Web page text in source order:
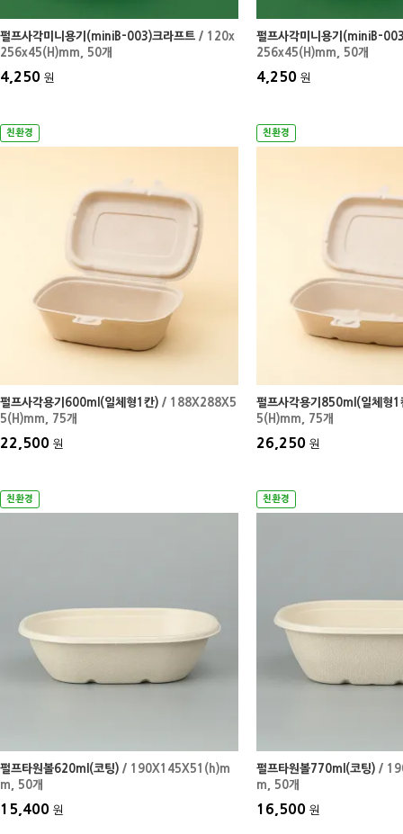
펄프사각미니용기(miniB-003)크라프트 / 120x
256x45(H)mm , 50개
4,250 원
펄프사각미니용기(miniB-
256x45(H)mm , 50개
4,250 원
친환경
펄프사각용기600ml(일체형1칸) / 188X288X5
5(H)mm , 75개
22,500 원
친환경
펄프사각용기850ml(일체형1
5(H)mm , 75개
26,250 원
친환경
펄프타원볼620ml(코팅) / 190X145X51(h)m
m , 50개
15,400 원
친환경
펄프타원볼770ml(코팅) /
m , 50개
16,500 원